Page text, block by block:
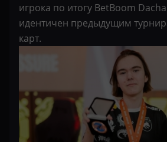
игрока по итогу BetBoom
идентичен предыдущим
карт.